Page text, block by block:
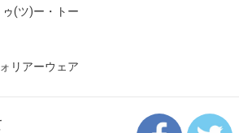
(ツ)ー・トー
リアーウェア